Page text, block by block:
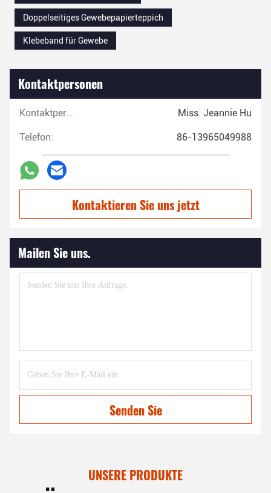
Doppelseitiges Gewebepapierteppich
Klebeband für Gewebe
Kontaktpersonen
Kontaktpersonen: Miss. Jeannie Hu
Telefon: 86-13965049988
Kontaktieren Sie uns jetzt
Mailen Sie uns.
Senden Sie
UNSERE PRODUKTE